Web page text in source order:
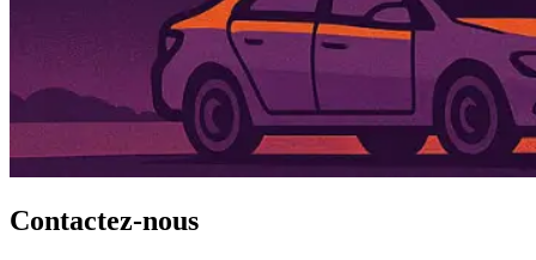
Contactez-nous